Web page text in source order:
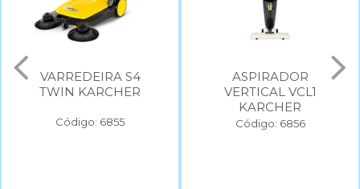
VARREDEIRA S4
TWIN KARCHER
Código: 6855
ASPIRADOR
VERTICAL VCL1
KARCHER
Código: 6856